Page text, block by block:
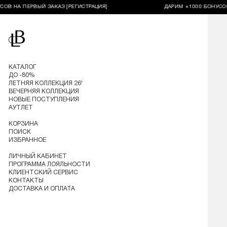
ПЕРВЫЙ ЗАКАЗ [РЕГИСТРАЦИЯ] ДАРИМ +1000 БОНУСОВ НА
Перейти на главную
КАТАЛОГ
ДО -80%
ЛЕТНЯЯ КОЛЛЕКЦИЯ 26'
ВЕЧЕРНЯЯ КОЛЛЕКЦИЯ
НОВЫЕ ПОСТУПЛЕНИЯ
АУТЛЕТ
КОРЗИНА
ПОИСК
ИЗБРАННОЕ
ЛИЧНЫЙ КАБИНЕТ
ПРОГРАММА ЛОЯЛЬНОСТИ
КЛИЕНТСКИЙ СЕРВИС
КОНТАКТЫ
ДОСТАВКА И ОПЛАТА